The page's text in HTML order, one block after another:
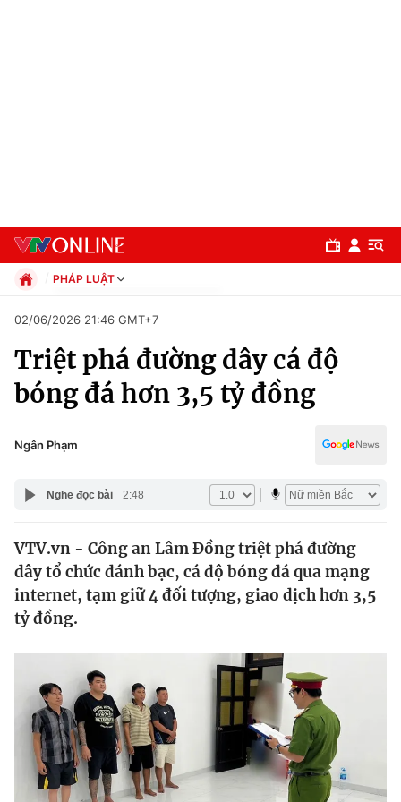
Chuyên mục
Chính trị
Xã hội
Y tế
Thế giới
Tin tức
Thế giới đó đây
Câu chuyện quốc tế
Tài chính
Thị trường
Góc doanh nghiệp
Dữ liệu và đời sống
Truyền hình
PHÁP LUẬT
Xã hội
Pháp luật
Kinh tế
Thể thao
Văn hóa - Giải trí
Đời sống
Giáo dục
02/06/2026 21:46 GMT+7
Triệt phá đường dây cá độ
bóng đá hơn 3,5 tỷ đồng
Ngân Phạm
Nghe đọc bài 2:48
VTV.vn - Công an Lâm Đồng triệt phá đường
dây tổ chức đánh bạc, cá độ bóng đá qua mạng
internet, tạm giữ 4 đối tượng, giao dịch hơn 3,5
tỷ đồng.